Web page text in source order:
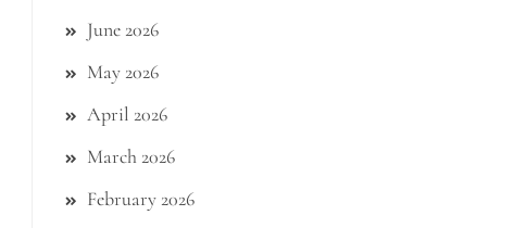
June 2026
May 2026
April 2026
March 2026
February 2026